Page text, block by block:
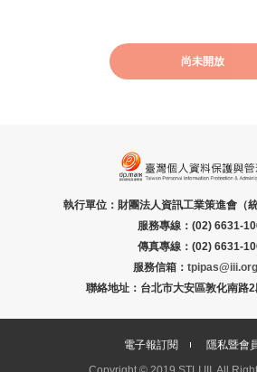
尚未開放
執行單位：財團法人資訊工業策進會（
服務專線：(02) 6631-
傳真專線：(02) 6631-
服務信箱：
聯絡地址：台北市大安區敦化南路
電子報訂閱
隱私暨會